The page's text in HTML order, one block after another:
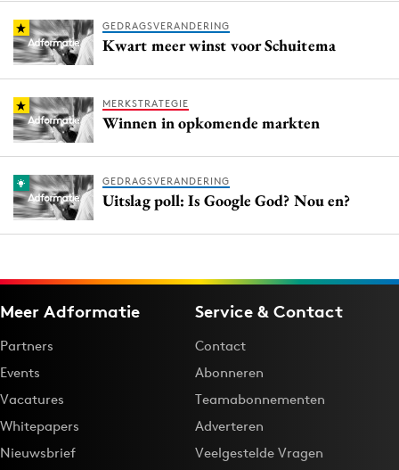
GEDRAGSVERANDERING
Kwart meer winst voor Schuitema
MERKSTRATEGIE
Winnen in opkomende markten
GEDRAGSVERANDERING
Uitslag poll: Is Google God? Nou en?
Meer Adformatie
Partners
Events
Vacatures
Whitepapers
Nieuwsbrief
Service & Contact
Contact
Abonneren
Teamabonnementen
Adverteren
Veelgestelde Vragen